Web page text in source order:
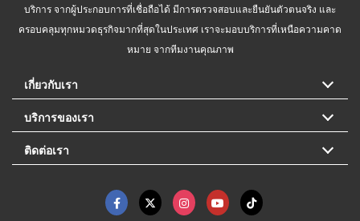
บริการ จากผู้ประกอบการที่เชื่อถือได้ มีการตรวจสอบและยืนยันตัวตนจริง และ
ครอบคลุมทุกหมวดธุรกิจมากที่สุดในประเทศ เราจะมอบบริการที่เหนือความคาด
หมาย จากทีมงานคุณภาพ
เกี่ยวกับเรา
บริการของเรา
ติดต่อเรา